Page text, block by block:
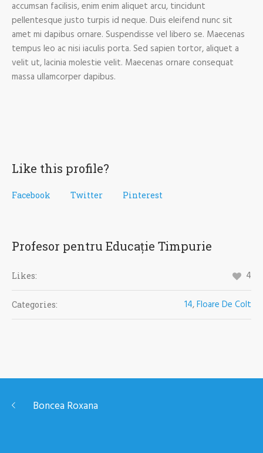
accumsan facilisis, enim enim aliquet arcu, tincidunt
pellentesque justo turpis id neque. Duis eleifend nunc sit
amet mi dapibus ornare. Suspendisse vel libero se. Maecenas
tempus leo ac nisi iaculis porta. Sed sapien tortor, aliquet a
velit ut, lacinia molestie velit. Maecenas ornare consequat
massa ullamcorper dapibus.
Like this profile?
Facebook Twitter Pinterest
Profesor pentru Educație Timpurie
Likes: 4
Categories: 14,Floare De Colt
Boncea Roxana